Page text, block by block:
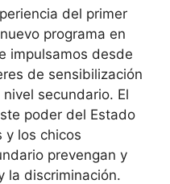
del primer
programa en
impulsamos desde
de sensibilización
secundario. El
poder del Estado
y los chicos
prevengan y
la discriminación.